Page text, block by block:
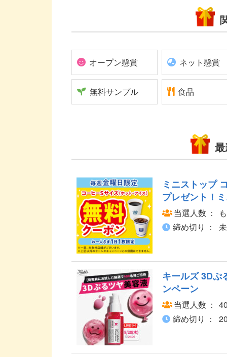
オープン懸賞 ネット懸賞
無料サンプル 食品
ミニストップ
プレゼント！
当選人数
締め切り
キールズ 3Dぷ
ンペーン
当選人数
締め切り